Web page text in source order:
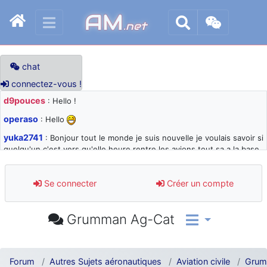
AM.net
chat
connectez-vous !
d9pouces : Hello !
operaso : Hello
yuka2741 : Bonjour tout le monde je suis nouvelle je voulais savoir si
quelqu'un c'est vers qu'elle heure rentre les avions tout sa a la base
d9pouces: désolé pour les quelques blocages du site ces derniers
jours : je teste des méthodes contre le spam et les bots trop nocifs
: Super, la nouvelle bannière
comprendre
Se connecter Créer un compte
Grumman Ag-Cat
Forum Autres Sujets aéronautiques Aviation civile